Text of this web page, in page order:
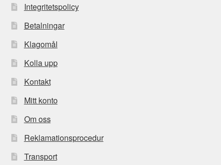
Integritetspolicy
Betalningar
Klagomål
Kolla upp
Kontakt
Mitt konto
Om oss
Reklamationsprocedur
Transport